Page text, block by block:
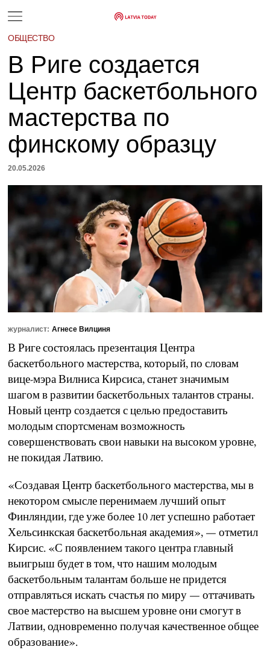
ОБЩЕСТВО
В Риге создается
Центр баскетбольного
мастерства по
финскому образцу
20.05.2026
журналист: Агнесе Вилциня
В Риге состоялась презентация Центра
баскетбольного мастерства, который, по словам
вице-мэра Вилниса Кирсиса, станет значимым
шагом в развитии баскетбольных талантов страны.
Новый центр создается с целью предоставить
молодым спортсменам возможность
совершенствовать свои навыки на высоком уровне,
не покидая Латвию.
«Создавая Центр баскетбольного мастерства, мы в
некотором смысле перенимаем лучший опыт
Финляндии, где уже более 10 лет успешно работает
Хельсинкская баскетбольная академия», — отметил
Кирсис. «С появлением такого центра главный
выигрыш будет в том, что нашим молодым
баскетбольным талантам больше не придется
отправляться искать счастья по миру — оттачивать
свое мастерство на высшем уровне они смогут в
Латвии, одновременно получая качественное общее
образование».